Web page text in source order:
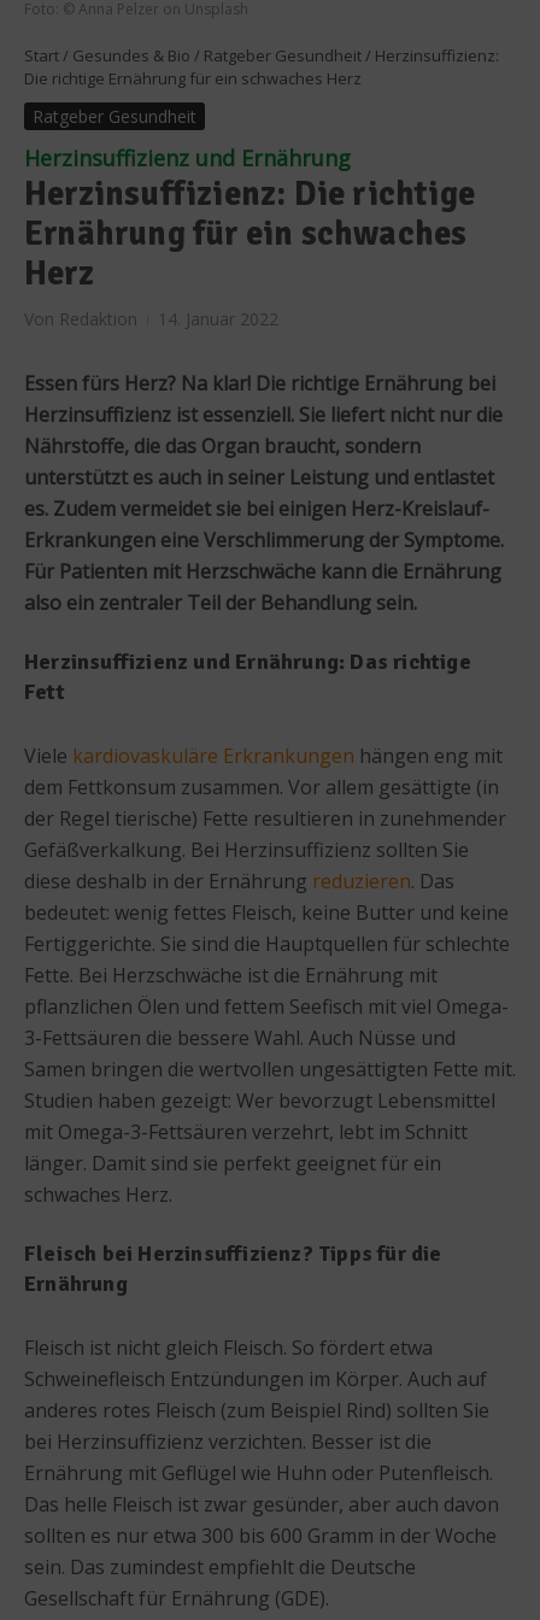
Foto: © Anna Pelzer on Unsplash
Start / Gesundes & Bio / Ratgeber Gesundheit / Herzinsuffizienz:
Die richtige Ernährung für ein schwaches Herz
Ratgeber Gesundheit
Herzinsuffizienz und Ernährung
Herzinsuffizienz: Die richtige
Ernährung für ein schwaches
Herz
Von Redaktion 14. Januar 2022
Essen fürs Herz? Na klar! Die richtige Ernährung bei
Herzinsuffizienz ist essenziell. Sie liefert nicht nur die
Nährstoffe, die das Organ braucht, sondern
unterstützt es auch in seiner Leistung und entlastet
es. Zudem vermeidet sie bei einigen Herz-Kreislauf-
Erkrankungen eine Verschlimmerung der Symptome.
Für Patienten mit Herzschwäche kann die Ernährung
also ein zentraler Teil der Behandlung sein.
Herzinsuffizienz und Ernährung: Das richtige
Fett
Viele kardiovaskuläre Erkrankungen hängen eng mit
dem Fettkonsum zusammen. Vor allem gesättigte (in
der Regel tierische) Fette resultieren in zunehmender
Gefäßverkalkung. Bei Herzinsuffizienz sollten Sie
diese deshalb in der Ernährung reduzieren. Das
bedeutet: wenig fettes Fleisch, keine Butter und keine
Fertiggerichte. Sie sind die Hauptquellen für schlechte
Fette. Bei Herzschwäche ist die Ernährung mit
pflanzlichen Ölen und fettem Seefisch mit viel Omega-
3-Fettsäuren die bessere Wahl. Auch Nüsse und
Samen bringen die wertvollen ungesättigten Fette mit.
Studien haben gezeigt: Wer bevorzugt Lebensmittel
mit Omega-3-Fettsäuren verzehrt, lebt im Schnitt
länger. Damit sind sie perfekt geeignet für ein
schwaches Herz.
Fleisch bei Herzinsuffizienz? Tipps für die
Ernährung
Fleisch ist nicht gleich Fleisch. So fördert etwa
Schweinefleisch Entzündungen im Körper. Auch auf
anderes rotes Fleisch (zum Beispiel Rind) sollten Sie
bei Herzinsuffizienz verzichten. Besser ist die
Ernährung mit Geflügel wie Huhn oder Putenfleisch.
Das helle Fleisch ist zwar gesünder, aber auch davon
sollten es nur etwa 300 bis 600 Gramm in der Woche
sein. Das zumindest empfiehlt die Deutsche
Gesellschaft für Ernährung (GDE).